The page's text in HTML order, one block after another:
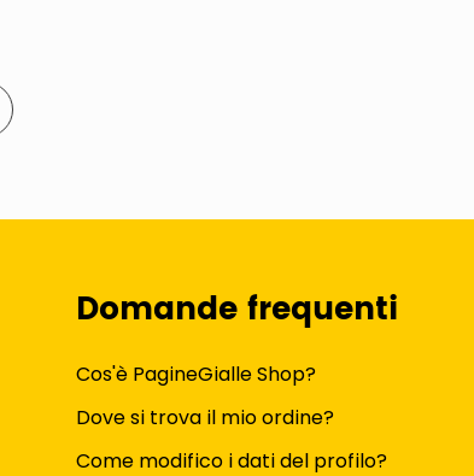
Domande frequenti
Cos'è PagineGialle Shop?
Dove si trova il mio ordine?
Come modifico i dati del profilo?